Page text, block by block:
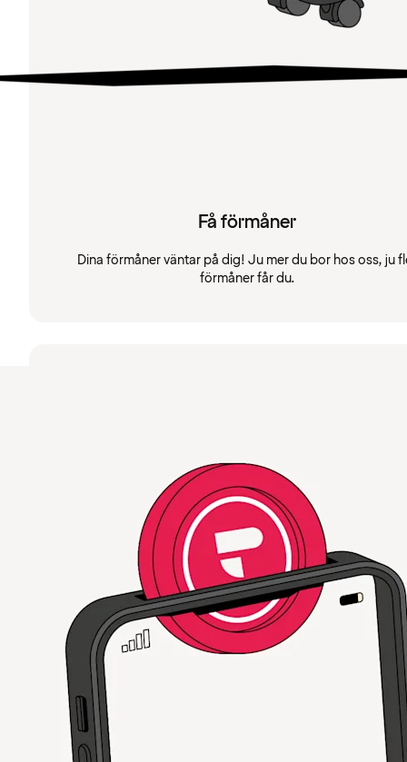
Få förmåner
Dina förmåner väntar på dig! Ju mer du bor hos oss, ju
förmåner får du.